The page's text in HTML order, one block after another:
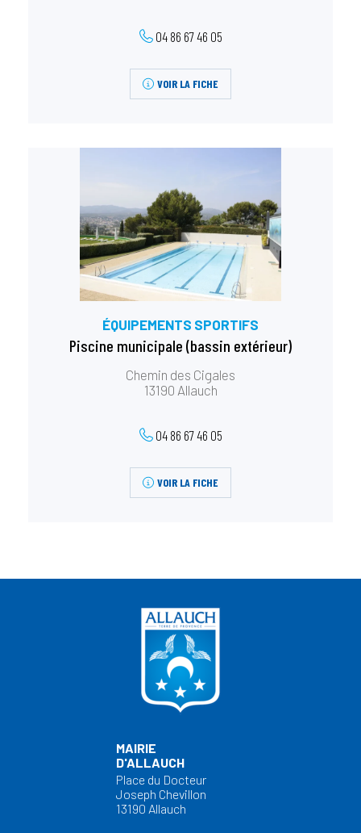
04 86 67 46 05
VOIR LA FICHE
ÉQUIPEMENTS SPORTIFS
Piscine municipale (bassin extérieur)
Chemin des Cigales
13190 Allauch
04 86 67 46 05
VOIR LA FICHE
MAIRIE
D'ALLAUCH
Place du Docteur
Joseph Chevillon
13190 Allauch